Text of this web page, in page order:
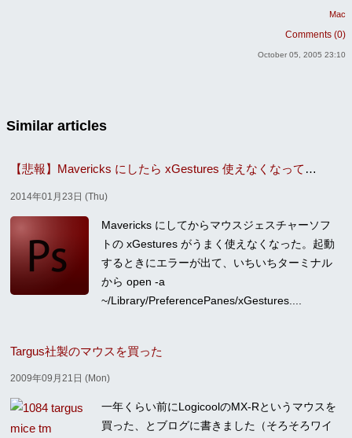
Mac
Comments (0)
October 05, 2005 23:10
Similar articles
【悲報】Mavericks にしたら xGestures 使えなくなってマウスジェスチャー厨悶死ｗｗｗ（画像なし）
2014年01月23日 (Thu)
Mavericks にしてからマウスジェスチャーソフ
トの xGestures がうまく使えなくなった。起動
するときにエラーが出て、いちいちターミナル
から open -a
~/Library/PreferencePanes/xGestures....
Targus社製のマウスを買った
2009年09月21日 (Mon)
一年くらい前にLogicoolのMX-Rというマウスを
買った、とブログに書きました（そろそろワイ